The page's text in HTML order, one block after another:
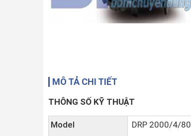
MÔ TẢ CHI TIẾT
THÔNG SỐ KỸ THUẬT
Model DRP 2000/4/80